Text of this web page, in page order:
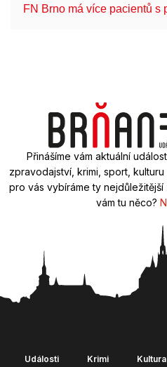
FN Brno má více pacientů s
Přinášíme vám aktuální
zpravodajství, krimi, sport,
pro vás vybíráme ty
vám tu něco?
Události Krimi Kultura